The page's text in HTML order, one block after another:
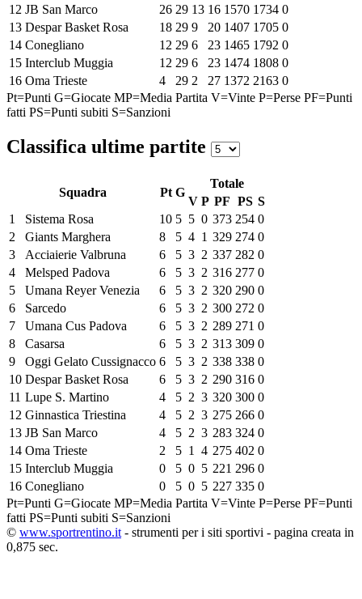
12 JB San Marco 26 29 13 16 1570 1734 0
13 Despar Basket Rosa 18 29 9 20 1407 1705 0
14 Conegliano 12 29 6 23 1465 1792 0
15 Interclub Muggia 12 29 6 23 1474 1808 0
16 Oma Trieste 4 29 2 27 1372 2163 0
Pt=Punti G=Giocate MP=Media Partita V=Vinte P=Perse PF=Punti
fatti PS=Punti subiti S=Sanzioni
Classifica ultime partite
Squadra Pt G
Totale
V P PF PS S
1
Sistema Rosa 10 5 5 0 373 254 0
2
Giants Marghera 8 5 4 1 329 274 0
3
Acciaierie Valbruna 6 5 3 2 337 282 0
4
Melsped Padova 6 5 3 2 316 277 0
5
Umana Reyer Venezia 6 5 3 2 320 290 0
6
Sarcedo 6 5 3 2 300 272 0
7
Umana Cus Padova 6 5 3 2 289 271 0
8
Casarsa 6 5 3 2 313 309 0
9
Oggi Gelato Cussignacco 6 5 3 2 338 338 0
10 Despar Basket Rosa 6 5 3 2 290 316 0
11 Lupe S. Martino 4 5 2 3 320 300 0
12 Ginnastica Triestina 4 5 2 3 275 266 0
13 JB San Marco 4 5 2 3 283 324 0
14 Oma Trieste 2 5 1 4 275 402 0
15 Interclub Muggia 0 5 0 5 221 296 0
16 Conegliano 0 5 0 5 227 335 0
Pt=Punti G=Giocate MP=Media Partita V=Vinte P=Perse PF=Punti
fatti PS=Punti subiti S=Sanzioni
© www.sportrentino.it - strumenti per i siti sportivi - pagina creata in
0,875 sec.